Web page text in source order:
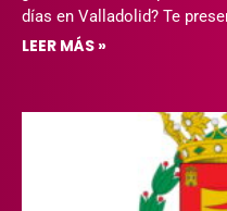
días en Valladolid? Te
LEER MÁS »